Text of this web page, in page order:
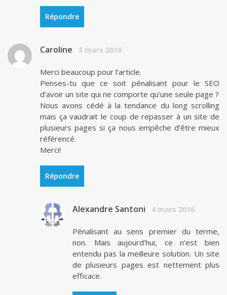
Répondre
Caroline 3 mars 2016
Merci beaucoup pour l’article.
Penses-tu que ce soit pénalisant pour le SEO
d’avoir un site qui ne comporte qu’une seule page ?
Nous avons cédé à la tendance du long scrolling
mais ça vaudrait le coup de repasser à un site de
plusieurs pages si ça nous empêche d’être mieux
référencé.
Merci!
Répondre
Alexandre Santoni 4 mars 2016
Pénalisant au sens premier du terme,
non. Mais aujourd’hui, ce n’est bien
entendu pas la meilleure solution. Un site
de plusieurs pages est nettement plus
efficace.